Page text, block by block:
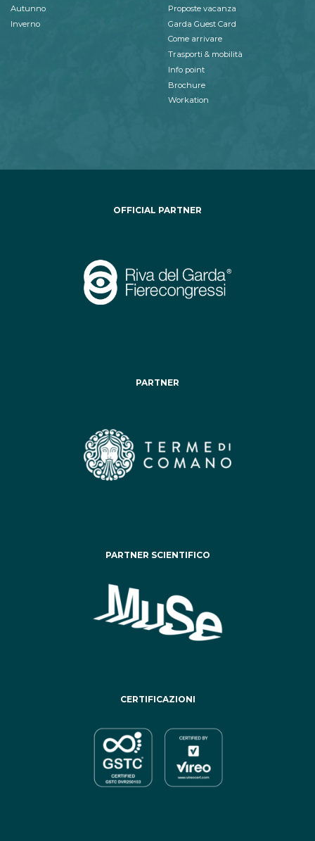
Autunno
Inverno
Proposte vacanza
Garda Guest Card
Come arrivare
Trasporti & mobilità
Info point
Brochure
Workation
OFFICIAL PARTNER
PARTNER
PARTNER SCIENTIFICO
CERTIFICAZIONI